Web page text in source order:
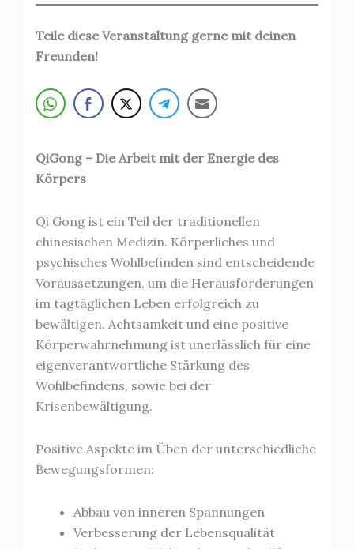
Teile diese Veranstaltung gerne mit deinen
Freunden!
QiGong – Die Arbeit mit der Energie des
Körpers
Qi Gong ist ein Teil der traditionellen
chinesischen Medizin. Körperliches und
psychisches Wohlbefinden sind entscheidende
Voraussetzungen, um die Herausforderungen
im tagtäglichen Leben erfolgreich zu
bewältigen. Achtsamkeit und eine positive
Körperwahrnehmung ist unerlässlich für eine
eigenverantwortliche Stärkung des
Wohlbefindens, sowie bei der
Krisenbewältigung.
Positive Aspekte im Üben der unterschiedliche
Bewegungsformen:
Abbau von inneren Spannungen
Verbesserung der Lebensqualität